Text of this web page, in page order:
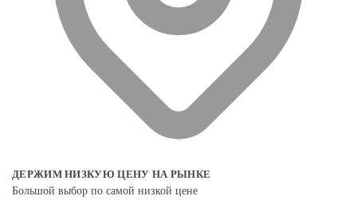
ДЕРЖИМ НИЗКУЮ ЦЕНУ НА РЫНКЕ
Большой выбор по самой низкой цене